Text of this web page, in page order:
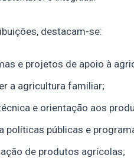
destacam-se:
e projetos de apoio à
a agricultura familiar;
e orientação aos
políticas públicas e
de produtos agrícolas;